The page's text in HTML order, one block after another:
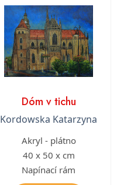
Dóm v tichu
Kordowska Katarzyna
Akryl - plátno
40 x 50 x cm
Napínací rám